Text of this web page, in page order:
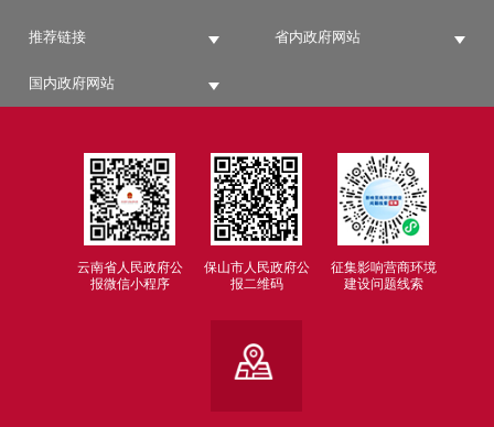
推荐链接 省内政府网站
国内政府网站
云南省人民政府公
报微信小程序
保山市人民政府公
报二维码
征集影响营商环境
建设问题线索